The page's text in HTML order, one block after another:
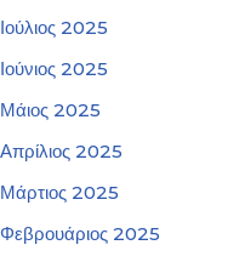
Ιούλιος 2025
Ιούνιος 2025
Μάιος 2025
Απρίλιος 2025
Μάρτιος 2025
Φεβρουάριος 2025